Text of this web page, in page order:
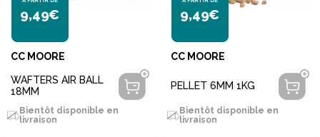
9,49€
CC MOORE
WAFTERS AIR BALL
18MM
Bientôt disponible en
livraison
9,49€
CC MOORE
PELLET 6MM 1KG
Bientôt disponible en
livraison